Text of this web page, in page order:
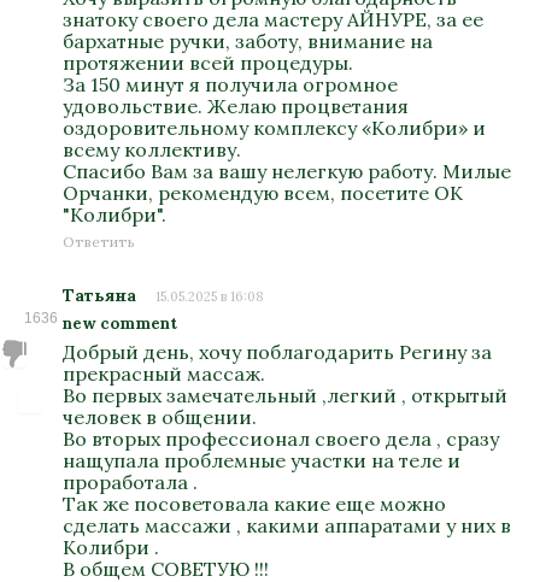
знатоку своего дела мастеру АЙНУРЕ, за ее
бархатные ручки, заботу, внимание на
протяжении всей процедуры.
За 150 минут я получила огромное
удовольствие. Желаю процветания
оздоровительному комплексу «Колибри» и
всему коллективу.
Спасибо Вам за вашу нелегкую работу. Милые
Орчанки, рекомендую всем, посетите ОК
"Колибри".
Ответить
1636
Татьяна 15.05.2025 в 16:08
new comment
Добрый день, хочу поблагодарить Регину за
прекрасный массаж.
Во первых замечательный ,легкий , открытый
человек в общении.
Во вторых профессионал своего дела , сразу
нащупала проблемные участки на теле и
проработала .
Так же посоветовала какие еще можно
сделать массажи , какими аппаратами у них в
Колибри .
В общем СОВЕТУЮ !!!